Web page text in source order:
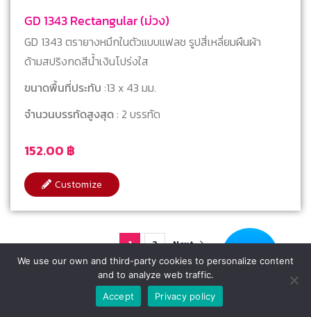
GD 1343 Rectangular (ม่วง)
152.00 ฿
GD 1343 ตรายางหมึกในตัวแบบแฟลช รูปสี่เหลี่ยมผืนผ้า
ด้ามสปริงกดสีน้ำเงินโปร่งใส
ขนาดพื้นที่ประทับ :13 x 43 มม.
จำนวนบรรทัดสูงสุด: 2 บรรทัด
Customize
1 2 Next
We use our own and third-party cookies to personalize content
and to analyze web traffic.
Accept
Privacy policy